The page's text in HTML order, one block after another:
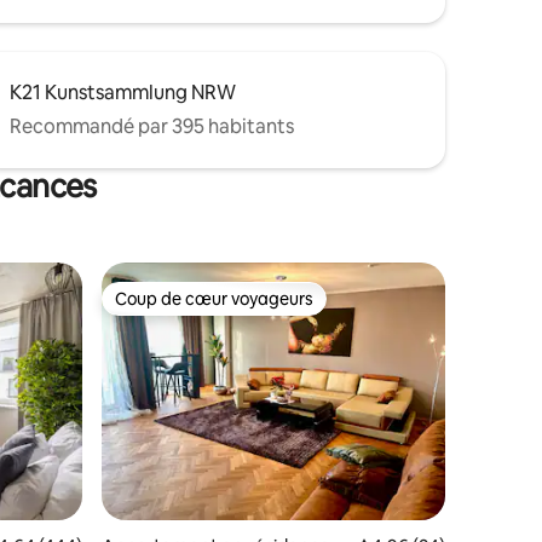
K21 Kunstsammlung NRW
Recommandé par 395 habitants
Coup de cœur voyageurs
Coup de cœur voyageurs